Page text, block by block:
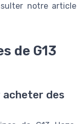
notre article
de G13
acheter des